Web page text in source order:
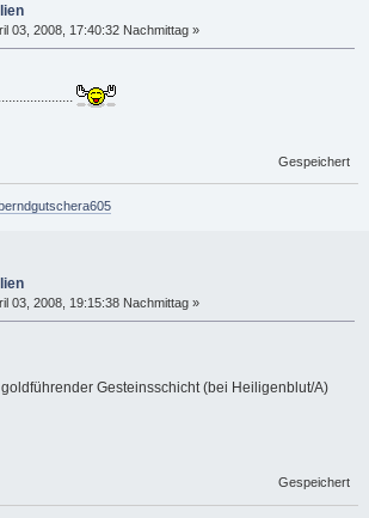
03, 2008, 17:40:32 Nachmittag »
Gespeichert
03, 2008, 19:15:38 Nachmittag »
Gesteinsschicht (bei Heiligenblut/A)
Gespeichert